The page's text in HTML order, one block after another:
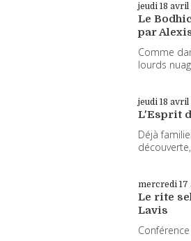
jeudi 18 avril
Le
par
Comme
lourds
jeudi 18 avril
L'Esprit
Déjà
mercredi 17
Le rite
Lavis
Conférence